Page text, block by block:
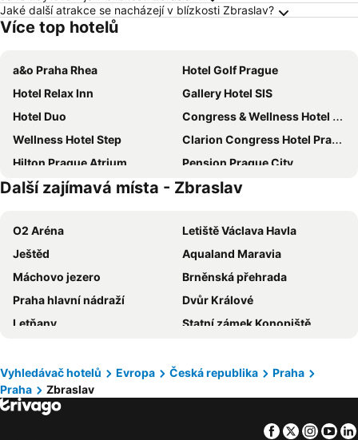
Jaké další atrakce se nacházejí v blízkosti Zbraslav?
Více top hotelů
a&o Praha Rhea
Hotel Golf Prague
Hotel Relax Inn
Gallery Hotel SIS
Hotel Duo
Congress & Wellness Hotel Olsanka
Wellness Hotel Step
Clarion Congress Hotel Prague
Hilton Prague Atrium
Pension Prague City
Don Giovanni Hotel Prague - Great Hotels of The World
Hotel Astra
Hotel Carol
OREA Hotel Pyramida Praha
TOP HOTEL Praha
Stages Hotel Prague, A Tribute Portfolio Hotel
Grand Hotel Prague Towers
Hotel Belvedere
Prague Centre Plaza
Quentin Prague Hotel
Sporthotel Vestec
Comfort Hotel Prague City East
Radisson Blu Hotel, Prague
Hotel Olympik
Occidental Praha
Olympik Tristar
Další zajímavá místa - Zbraslav
O2 Aréna
Letiště Václava Havla
Ještěd
Aqualand Maravia
Máchovo jezero
Brněnská přehrada
Praha hlavní nádraží
Dvůr Králové
Letňany
Statní zámek Konopiště
Skiareál Klínovec
Výstaviště Brno
ZOO Praha
Autobusové nádraží Praha Florenc
Vyhledávač hotelů Evropa Česká republika
Praha
Praha
Zbraslav
Facebook
Twitter